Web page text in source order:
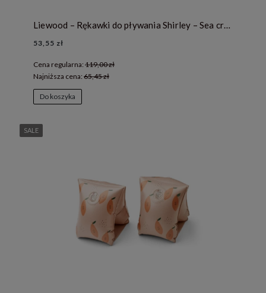
Liewood – Rękawki do pływania Shirley – Sea creature / Sandy
53,55 zł
Cena regularna: 119,00 zł
Najniższa cena: 65,45 zł
Do koszyka
SALE